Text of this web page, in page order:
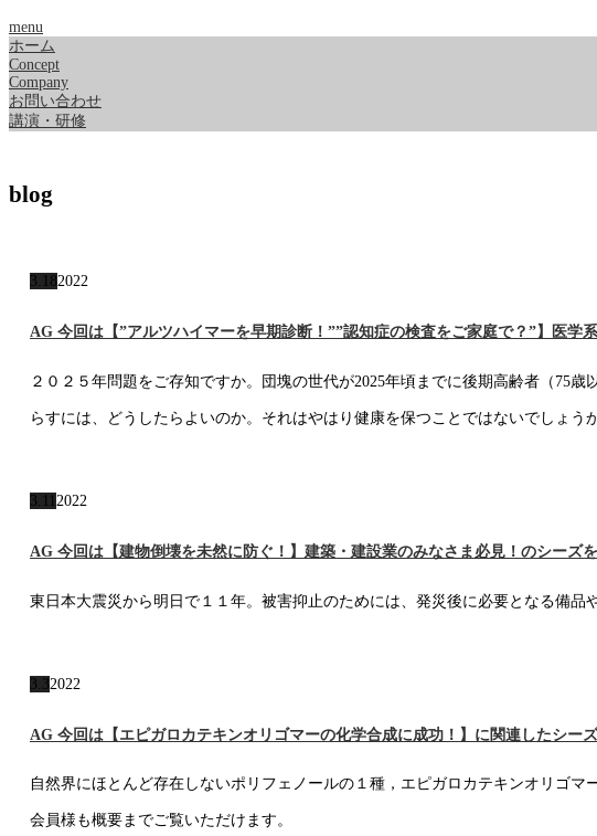
menu
ホーム
Concept
Company
お問い合わせ
講演・研修
blog
3.182022
AG 今回は【”アルツハイマーを早期診断！””認知症の検査をご家庭で？”】医学
２０２５年問題をご存知ですか。団塊の世代が2025年頃までに後期高齢者（75
らすには、どうしたらよいのか。それはやはり健康を保つことではないでしょうか
3.11 2022
AG 今回は【建物倒壊を未然に防ぐ！】建築・建設業のみなさま必見！のシーズ
東日本大震災から明日で１１年。被害抑止のためには、発災後に必要となる備
3.32022
AG 今回は【エピガロカテキンオリゴマーの化学合成に成功！】に関連したシー
自然界にほとんど存在しないポリフェノールの１種，エピガロカテキンオリ
会員様も概要までご覧いただけます。